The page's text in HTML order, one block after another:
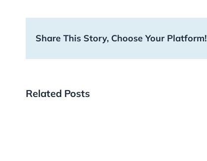
Share This Story, Choose Your Platform!
Related Posts